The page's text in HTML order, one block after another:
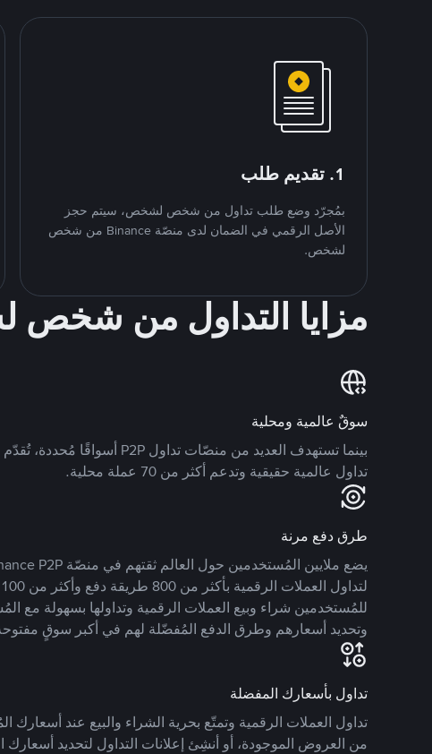
1. تقديم طلب
بمُجرّد وضع طلب تداول من شخص لشخص، سيتم حجز
الأصل الرقمي في الضمان لدى منصّة Binance من شخص
لشخص.
مزايا التداول من
سوقٌ عالمية ومحلية
تداول عالمية حقيقية وتدعم أكثر من 70 عملة محلية.
طرق دفع مرنة
للمُستخدمين شراء وبيع العملات الرقمية وتداولها بسهولة مع
وتحديد أسعارهم وطرق الدفع المُفضّلة لهم في أكبر سوقٍ
تداول بأسعارك المفضلة
تداول العملات الرقمية وتمتّع بحرية الشراء والبيع عند أسعارك
من العروض الموجودة، أو أنشِئ إعلانات التداول لتحديد أسعارك